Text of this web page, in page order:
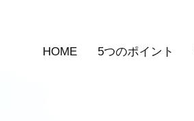
HOME 5つのポイント